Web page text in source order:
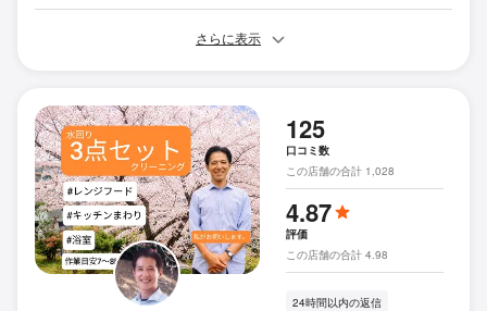
さらに表示
125
口コミ数
この店舗の合計 1,028
4.87
評価
この店舗の合計 4.98
24時間以内の返信